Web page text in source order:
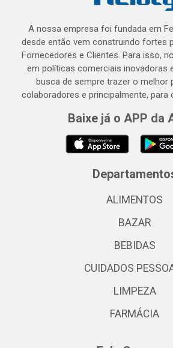
A nossa empresa foi fundada em
desde então vem construindo fortes
Fornecedores e Clientes. Para isso,
em políticas comerciais inovadoras
busca de sempre trazer o melhor
colaboradores e principalmente, para
Baixe já o APP da
ALIMENTOS
BAZAR
BEBIDAS
CUIDADOS
LIMPEZA
FARMÁCIA